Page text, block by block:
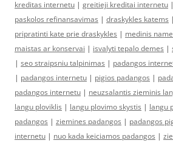
kreditas internetu | greitieji kreditai internetu |
paskolos refinansavimas | draskykles katems |
pripratinti kate prie draskykles | medinis
maistas ar konservai | isvalyti tepalo demes |
| seo straipsniu talpinimas | padangos
| padangos internetu | pigios padangos |
padangos internetu | neuzsalantis zieminis
langu ploviklis | langu plovimo skystis | langu
padangos | ziemines padangos | padangos
internetu | nuo kada keiciamos padangos |